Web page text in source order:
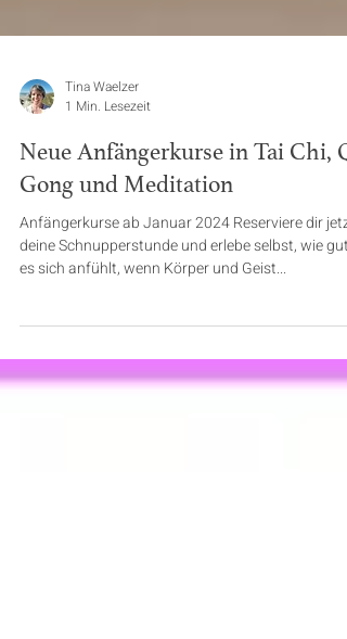
Tina Waelzer
1 Min. Lesezeit
Neue Anfängerkurse in Tai Chi, Qi
Gong und Meditation
deine Schnupperstunde und erlebe selbst, wie gut